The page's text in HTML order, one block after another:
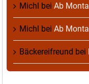
Michl bei Ab
Michl bei Ab
Bäckereifreund bei